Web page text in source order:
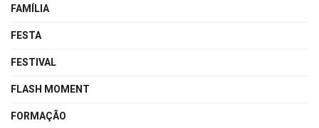
FAMÍLIA
FESTA
FESTIVAL
FLASH MOMENT
FORMAÇÃO